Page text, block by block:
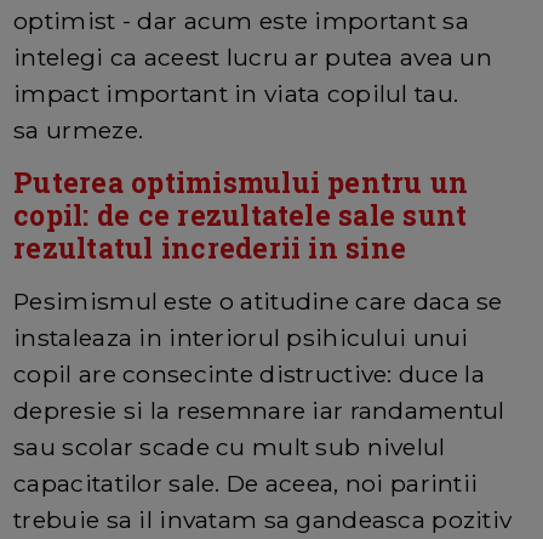
optimist - dar acum este important sa
intelegi ca aceest lucru ar putea avea un
impact important in viata copilul tau.
sa urmeze.
Puterea optimismului pentru un
copil: de ce rezultatele sale sunt
rezultatul increderii in sine
Pesimismul este o atitudine care daca se
instaleaza in interiorul psihicului unui
copil are consecinte distructive: duce la
depresie si la resemnare iar randamentul
sau scolar scade cu mult sub nivelul
capacitatilor sale. De aceea, noi parintii
trebuie sa il invatam sa gandeasca pozitiv